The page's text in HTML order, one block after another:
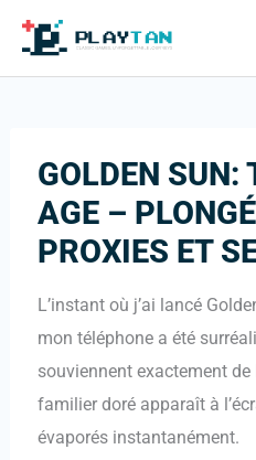
Aller
contenu
GOLDEN SUN:
AGE –
PROXIES ET
L’instant où j’ai lancé
mon téléphone a été
souviennent exactement
familier doré apparaît à
évaporés instantanément.